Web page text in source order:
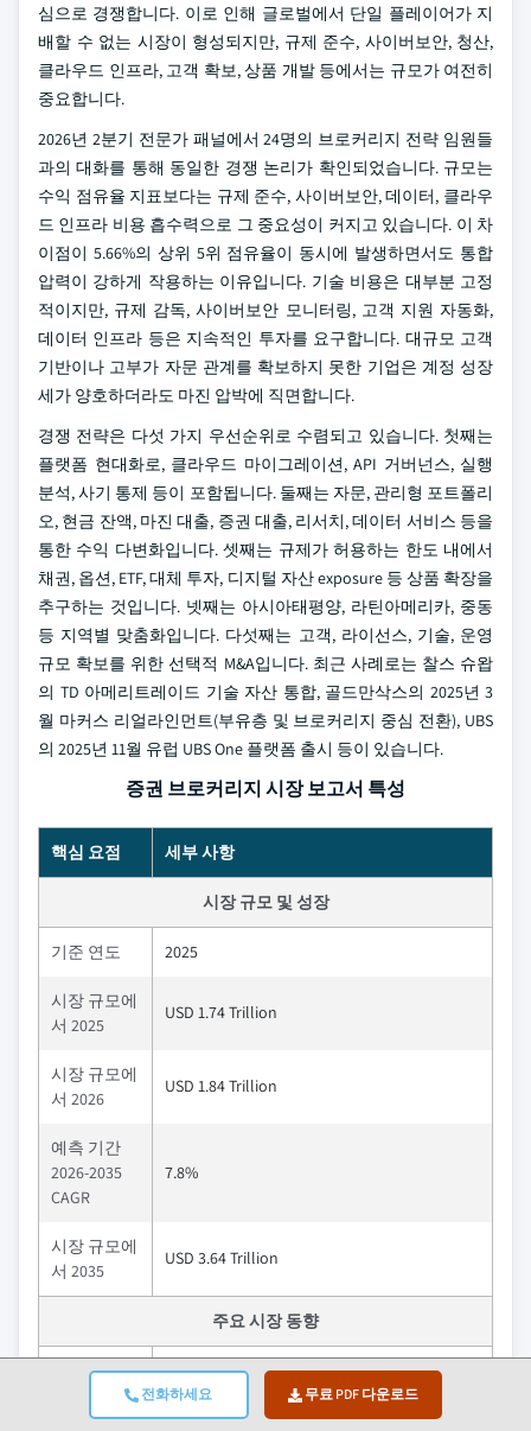
전화하세요 무료 PDF 다운로드
심으로 경쟁합니다. 이로 인해 글로벌에서 단일 플레이어가 지
배할 수 없는 시장이 형성되지만, 규제 준수, 사이버보안, 청산,
클라우드 인프라, 고객 확보, 상품 개발 등에서는 규모가 여전히
중요합니다.
2026년 2분기 전문가 패널에서 24명의 브로커리지 전략 임원들
과의 대화를 통해 동일한 경쟁 논리가 확인되었습니다. 규모는
수익 점유율 지표보다는 규제 준수, 사이버보안, 데이터, 클라우
드 인프라 비용 흡수력으로 그 중요성이 커지고 있습니다. 이 차
이점이 5.66%의 상위 5위 점유율이 동시에 발생하면서도 통합
압력이 강하게 작용하는 이유입니다. 기술 비용은 대부분 고정
적이지만, 규제 감독, 사이버보안 모니터링, 고객 지원 자동화,
데이터 인프라 등은 지속적인 투자를 요구합니다. 대규모 고객
기반이나 고부가 자문 관계를 확보하지 못한 기업은 계정 성장
세가 양호하더라도 마진 압박에 직면합니다.
경쟁 전략은 다섯 가지 우선순위로 수렴되고 있습니다. 첫째는
플랫폼 현대화로, 클라우드 마이그레이션, API 거버넌스, 실행
분석, 사기 통제 등이 포함됩니다. 둘째는 자문, 관리형 포트폴리
오, 현금 잔액, 마진 대출, 증권 대출, 리서치, 데이터 서비스 등을
통한 수익 다변화입니다. 셋째는 규제가 허용하는 한도 내에서
채권, 옵션, ETF, 대체 투자, 디지털 자산 exposure 등 상품 확장을
추구하는 것입니다. 넷째는 아시아태평양, 라틴아메리카, 중동
등 지역별 맞춤화입니다. 다섯째는 고객, 라이선스, 기술, 운영
규모 확보를 위한 선택적 M&A입니다. 최근 사례로는 찰스 슈왑
의 TD 아메리트레이드 기술 자산 통합, 골드만삭스의 2025년 3
월 마커스 리얼라인먼트(부유층 및 브로커리지 중심 전환), UBS
의 2025년 11월 유럽 UBS One 플랫폼 출시 등이 있습니다.
증권 브로커리지 시장 보고서 특성
핵심 요점 세부 사항
시장 규모 및 성장
기준 연도 2025
시장 규모에
서 2025
USD 1.74 Trillion
시장 규모에
서 2026
USD 1.84 Trillion
예측 기간
2026-2035
CAGR
7.8%
시장 규모에
서 2035
USD 3.64 Trillion
주요 시장 동향
운전자 영향
전 세계적으